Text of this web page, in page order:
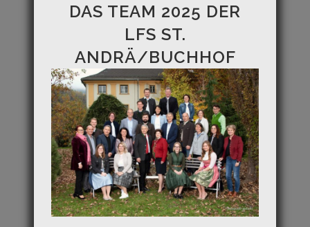
DAS TEAM 2025 DER
LFS ST.
ANDRÄ/BUCHHOF